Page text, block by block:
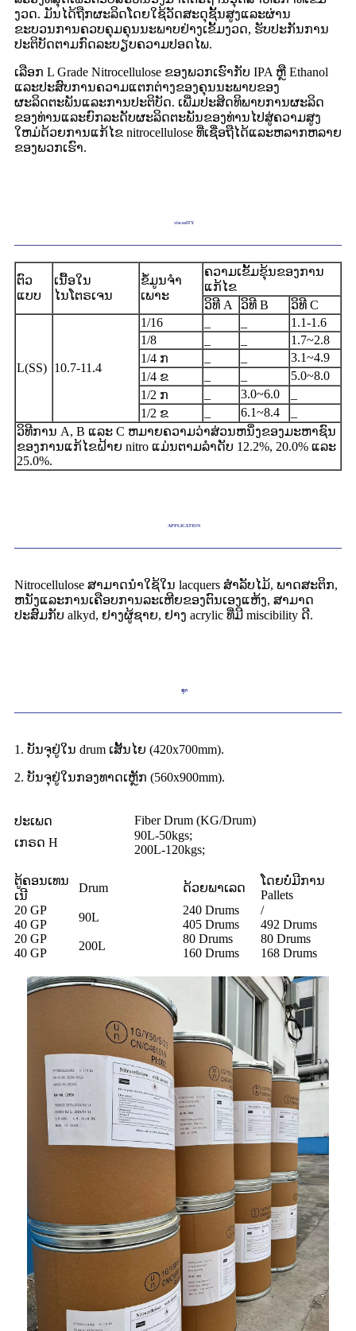
ງວດ. ມັນໄດ້ຖືກຜະລິດໂດຍໃຊ້ວັດສະດຸຊັ້ນສູງແລະຜ່ານ
ຂະບວນການຄວບຄຸມຄຸນນະພາບຢ່າງເຂັ້ມງວດ, ຮັບປະກັນການ
ປະຕິບັດຕາມກົດລະບຽບຄວາມປອດໄພ.
ເລືອກ L Grade Nitrocellulose ຂອງພວກເຮົາກັບ IPA ຫຼື Ethanol
ແລະປະສົບການຄວາມແຕກຕ່າງຂອງຄຸນນະພາບຂອງ
ຜະລິດຕະພັນແລະການປະຕິບັດ. ເພີ່ມປະສິດທິພາບການຜະລິດ
ຂອງທ່ານແລະຍົກລະດັບຜະລິດຕະພັນຂອງທ່ານໄປສູ່ຄວາມສູງ
ໃຫມ່ດ້ວຍການແກ້ໄຂ nitrocellulose ທີ່ເຊື່ອຖືໄດ້ແລະຫລາກຫລາຍ
ຂອງພວກເຮົາ.
viscosITY
ຕົວ
ແບບ
ເນື້ອໃນ
ໄນໂຕຣເຈນ
ຂໍ້ມູນຈໍາ
ເພາະ
ຄວາມເຂັ້ມຂຸ້ນຂອງການ
ແກ້ໄຂ
ວິທີ A
ວິທີ B ວິທີ C
L(SS) 10.7-11.4
1/16
1.1-1.6
1/8
1.7~2.8
1/4 ກ
3.1~4.9
1/4 ຂ
5.0~8.0
1/2 ກ
3.0~6.0
1/2 ຂ
6.1~8.4
ວິທີການ A, B ແລະ C ຫມາຍຄວາມວ່າສ່ວນຫນຶ່ງຂອງມະຫາຊົນ
ຂອງການແກ້ໄຂຝ້າຍ nitro ແມ່ນຕາມລໍາດັບ 12.2%, 20.0% ແລະ
25.0%.
APPLICATION
Nitrocellulose ສາມາດນໍາໃຊ້ໃນ lacquers ສໍາລັບໄມ້, ພາດສະຕິກ,
ຫນັງແລະການເຄືອບການລະເຫີຍຂອງຕົນເອງແຫ້ງ, ສາມາດ
ປະສົມກັບ alkyd, ຢາງຜູ້ຊາຍ, ຢາງ acrylic ທີ່ມີ miscibility ດີ.
ຊຸດ
1. ບັນຈຸຢູ່ໃນ drum ເສັ້ນໄຍ (420x700mm).
2. ບັນຈຸຢູ່ໃນກອງທາດເຫຼັກ (560x900mm).
ປະເພດ
Fiber Drum (KG/Drum)
ເກຣດ H
90L-50kgs;
200L-120kgs;
ຕູ້ຄອນເທນ
ເນີ
Drum ດ້ວຍພາເລດ
ໂດຍບໍ່ມີການ
Pallets
20 GP
90L
240 Drums
/
40 GP
405 Drums
492 Drums
20 GP
200L
80 Drums
80 Drums
40 GP
160 Drums 168 Drums